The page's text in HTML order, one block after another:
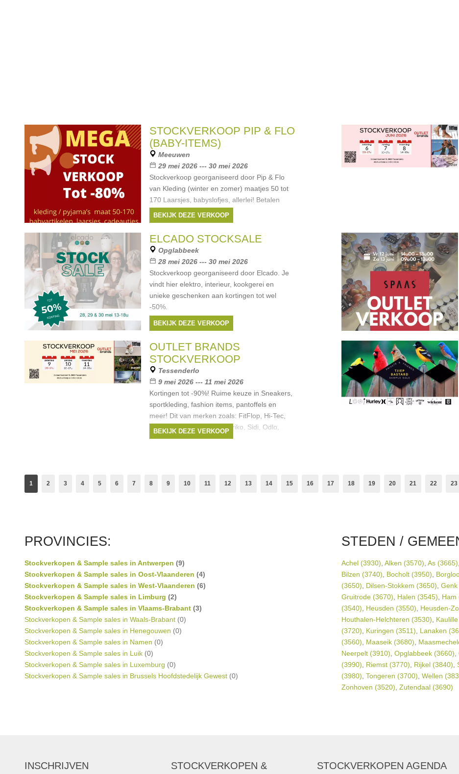
STOCKVERKOOP PIP & FLO
(BABY-ITEMS)
Meeuwen
29 mei 2026 --- 30 mei 2026
Stockverkoop georganiseerd door Pip & Flo
van Kleding (winter en zomer) maatjes 50 tot
170 Laarsjes, babyslofjes, allerlei! Betalen
liefst cash.
BEKIJK DEZE VERKOOP
ELCADO STOCKSALE
Opglabbeek
28 mei 2026 --- 30 mei 2026
Stockverkoop georganiseerd door Elcado. Je
vindt hier elektro, interieur, kookgerei en
unieke geschenken aan kortingen tot wel
-50%.
BEKIJK DEZE VERKOOP
OUTLET BRANDS
STOCKVERKOOP
Tessenderlo
9 mei 2026 --- 11 mei 2026
Kortingen tot -90%! Ruime keuze in Sneakers,
sportkleding, fashion items, pantoffels en
meer! Dit van merken zoals: FitFlop, Hi-Tec,
Juicy Couture, Karl Kani, Briko, Sidi, Odlo,
holster en meer.
BEKIJK DEZE VERKOOP
1 2 3 4 5 6 7 8 9 10 11 12 13 14 15 16 17 18 19 20 21 22 23
PROVINCIES:
Stockverkopen & Sample sales in Antwerpen (9)
Stockverkopen & Sample sales in Oost-Vlaanderen (4)
Stockverkopen & Sample sales in West-Vlaanderen (6)
Stockverkopen & Sample sales in Limburg (2)
Stockverkopen & Sample sales in Vlaams-Brabant (3)
Stockverkopen & Sample sales in Waals-Brabant (0)
Stockverkopen & Sample sales in Henegouwen (0)
Stockverkopen & Sample sales in Namen (0)
Stockverkopen & Sample sales in Luik (0)
Stockverkopen & Sample sales in Luxemburg (0)
Stockverkopen & Sample sales in Brussels Hoofdstedelijk Gewest (0)
STEDEN /
Achel (3930) Alken (3570) As (3665)
Bilzen (3740)
Bocholt (3950)
(3650)
Dilsen-Stokkem (3650)
Gruitrode (3670)
Halen (3545) Ham
(3540)
Heusden (3550) Heusden-
Houthalen-Helchteren (3530)
(3720)
Kuringen (3511) Lanaken
(3560)
Maaseik (3680)
Neerpelt (3910) Opglabbeek (3660)
(3990)
Riemst (3770) Rijkel (3840)
(3980) Tongeren (3700) Wellen
Zonhoven (3520) Zutendaal (3690)
INSCHRIJVEN
STOCKVERKOPEN &
STOCKVERKOPEN AGENDA